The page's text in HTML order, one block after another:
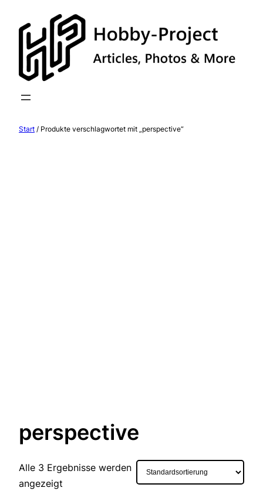
Inhalt
springen
Start / Produkte verschlagwortet mit „perspective“
perspective
Alle 3 Ergebnisse werden
angezeigt